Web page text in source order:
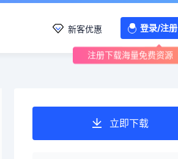
新客优惠 登录/注册
注册下载海量免费资源
立即下载